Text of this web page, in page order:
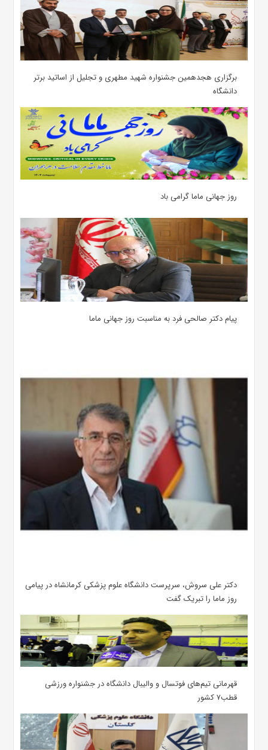
برگزاری هجدهمین جشنواره شهید مطهری و تجلیل از اساتید برتر
دانشگاه
روز جهانی ماما گرامی باد
پیام دکتر صالحی فرد به مناسبت روز جهانی ماما
دکتر علی سروش، سرپرست دانشگاه علوم پزشکی کرمانشاه در پیامی
روز ماما را تبریک گفت
قهرمانی تیم‌های فوتسال و والیبال دانشگاه در جشنواره ورزشی
قطب۷ کشور